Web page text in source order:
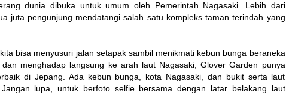
dunia dibuka untuk umum oleh Pemerintah Nagasaki. Lebih dari
juta pengunjung mendatangi salah satu kompleks taman terindah yang
bisa menyusuri jalan setapak sambil menikmati kebun bunga beraneka
menghadap langsung ke arah laut Nagasaki, Glover Garden punya
di Jepang. Ada kebun bunga, kota Nagasaki, dan bukit serta laut
lupa, untuk berfoto selfie bersama dengan latar belakang laut